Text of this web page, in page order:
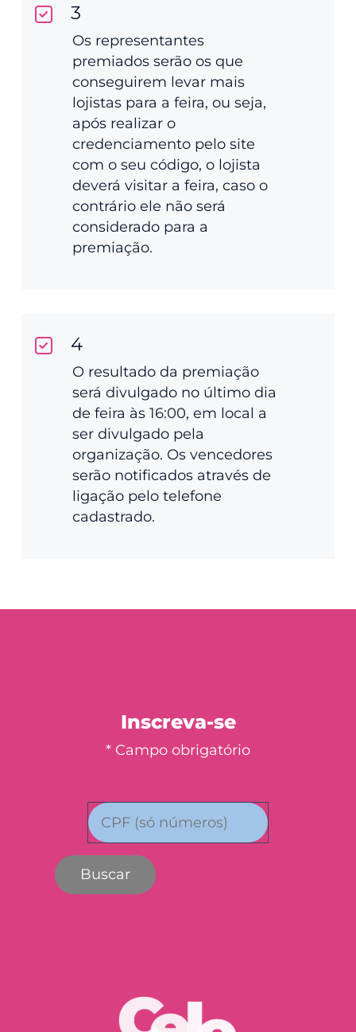
3
Os representantes
premiados serão os que
conseguirem levar mais
lojistas para a feira, ou seja,
após realizar o
credenciamento pelo site
com o seu código, o lojista
deverá visitar a feira, caso o
contrário ele não será
considerado para a
premiação.
4
O resultado da premiação
será divulgado no último dia
de feira às 16:00, em local a
ser divulgado pela
organização. Os vencedores
serão notificados através de
ligação pelo telefone
cadastrado.
Inscreva-se
* Campo obrigatório
Buscar